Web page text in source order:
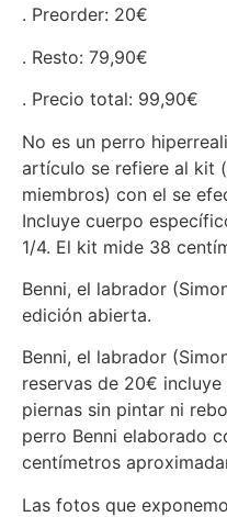
. Preorder: 20€
. Resto: 79,90€
. Precio total: 99,90€
No es un perro
artículo se refiere al kit
miembros) con el se
Incluye cuerpo
1/4. El kit mide 38
Benni, el labrador
edición abierta.
Benni, el labrador
reservas de 20€
piernas sin pintar ni
perro Benni elaborado
centímetros
Las fotos que